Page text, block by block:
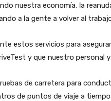
nuestra economía, la
a la gente a volver al
estos servicios para
y que nuestro personal
de carretera para
de puntos de viaje a